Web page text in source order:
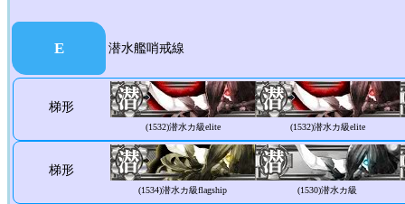
E 潜水艦哨戒線
梯形
(1532)潜水カ級elite (1532)潜水カ級elite
梯形
(1534)潜水カ級flagship (1530)潜水カ級